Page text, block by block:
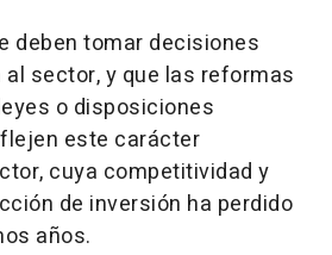
deben tomar decisiones
sector, y que las reformas
o disposiciones
este carácter
cuya competitividad y
de inversión ha perdido
años.